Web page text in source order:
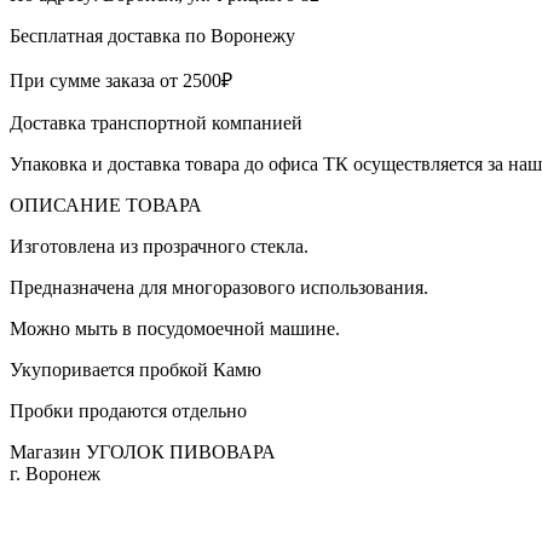
Бесплатная доставка по Воронежу
При сумме заказа от 2500₽
Доставка транспортной компанией
Упаковка и доставка товара до офиса ТК осуществляется за
ОПИСАНИЕ ТОВАРА
Изготовлена из прозрачного стекла.
Предназначена для многоразового использования.
Можно мыть в посудомоечной машине.
Укупоривается пробкой Камю
Пробки продаются отдельно
Магазин УГОЛОК ПИВОВАРА
г. Воронеж